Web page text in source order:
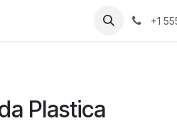
+1
Plastica